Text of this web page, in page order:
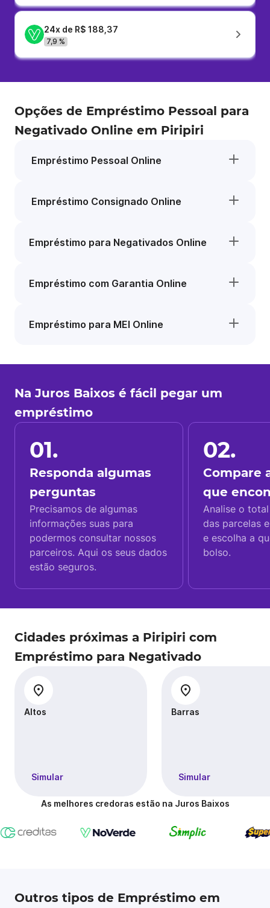
24x de R$ 188,37
7,9 %
Opções de Empréstimo Pessoal para
Negativado Online em Piripiri
Empréstimo Pessoal Online
Empréstimo Consignado Online
Empréstimo para Negativados Online
Empréstimo com Garantia Online
Empréstimo para MEI Online
Na Juros Baixos é fácil pegar um
empréstimo
01.
Responda algumas
perguntas
Precisamos de algumas
informações suas para
podermos consultar nossos
parceiros. Aqui os seus dados
estão seguros.
02.
Compare
que
Analise o
das parcelas
e escolha a
bolso.
Cidades próximas a Piripiri com
Empréstimo para Negativado
Altos
Simular
Barras
Simular
As melhores credoras estão na Juros Baixos
Outros tipos de Empréstimo em